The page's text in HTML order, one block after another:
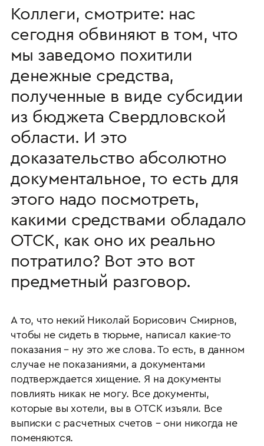
Коллеги, смотрите: нас
сегодня обвиняют в том, что
мы заведомо похитили
денежные средства,
полученные в виде субсидии
из бюджета Свердловской
области. И это
доказательство абсолютно
документальное, то есть для
этого надо посмотреть,
какими средствами обладало
ОТСК, как оно их реально
потратило? Вот это вот
предметный разговор.
А то, что некий Николай Борисович Смирнов,
чтобы не сидеть в тюрьме, написал какие-то
показания – ну это же слова. То есть, в данном
случае не показаниями, а документами
подтверждается хищение. Я на документы
повлиять никак не могу. Все документы,
которые вы хотели, вы в ОТСК изъяли. Все
выписки с расчетных счетов – они никогда не
поменяются.